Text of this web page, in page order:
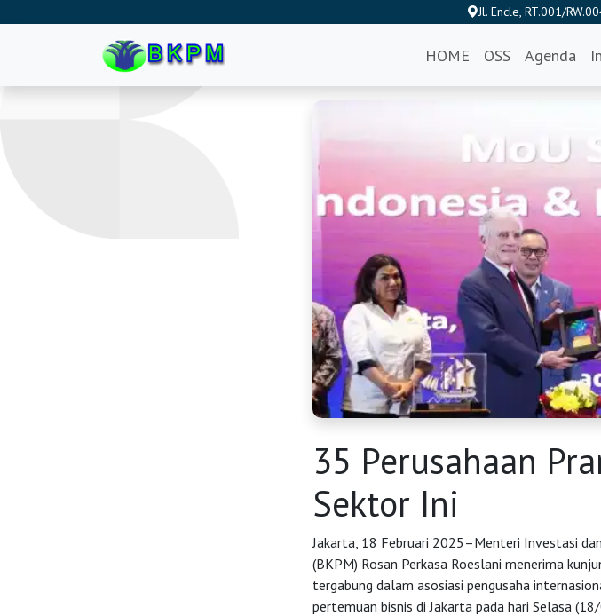
Jl. Encle, RT.001/
HOME OSS Agenda
35 Perusahaan
Sektor Ini
Jakarta, 18 Februari 2025–Menteri Investasi
(BKPM) Rosan Perkasa Roeslani menerima
tergabung dalam asosiasi pengusaha
pertemuan bisnis di Jakarta pada hari Selasa